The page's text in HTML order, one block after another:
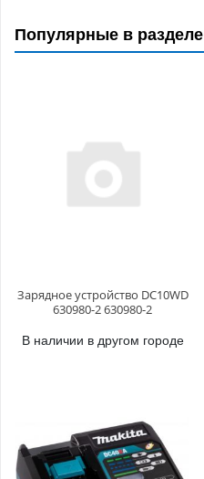
Популярные в разделе
Зарядное устройство DC10WD
630980-2 630980-2
В наличии в другом городе